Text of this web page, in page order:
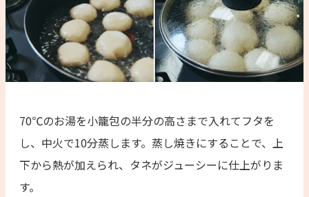
70℃のお湯を小籠包の半分の高さまで入れてフタを
し、中火で10分蒸します。蒸し焼きにすることで、上
下から熱が加えられ、タネがジューシーに仕上がりま
す。